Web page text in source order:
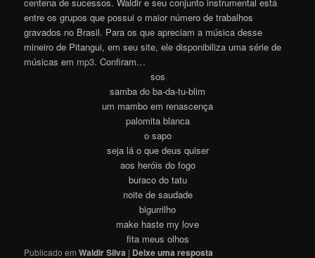
entre os grupos que possui o maior número de trabalhos
gravados no Brasil. Para os que apreciam a música desse
mineiro de Pitangui, em seu site, ele disponibiliza uma série de
músicas em mp3. Confiram…
sos
samba do ba-da-tu-blim
um mambo em renascença
palomita blanca
o sapo
seja lá o que deus quiser
aos heróis do fogo
buraco do tatu
noite de saudade
bigurrilho
make haste my love
fita meus olhos
Publicado em Waldir Silva | Deixe uma resposta